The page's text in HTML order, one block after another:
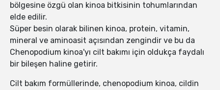
bölgesine özgü olan kinoa bitkisinin tohumlarından
elde edilir.
Süper besin olarak bilinen kinoa, protein, vitamin,
mineral ve aminoasit açısından zengindir ve bu da
Chenopodium kinoa'yı cilt bakımı için oldukça faydalı
bir bileşen haline getirir.
Cilt bakım formüllerinde, chenopodium kinoa, cildin